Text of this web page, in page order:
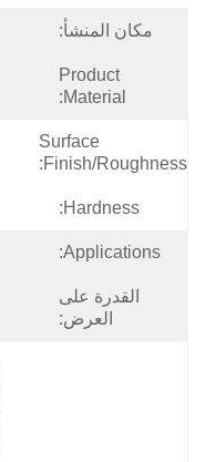
مكان المنشأ:
Product
Material:
Surface
Finish/Roughness:
Hardness:
Applications:
القدرة على
العرض: